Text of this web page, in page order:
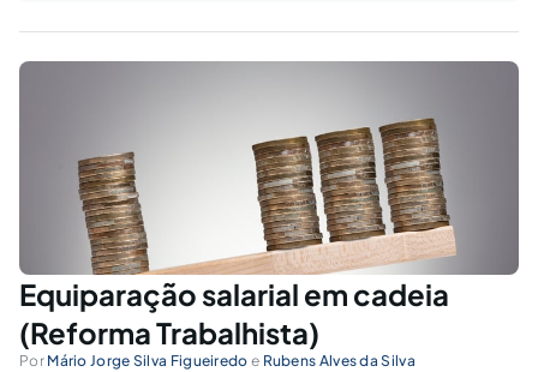
Equiparação salarial em cadeia
(Reforma Trabalhista)
Por Mário Jorge Silva Figueiredo e Rubens Alves da Silva